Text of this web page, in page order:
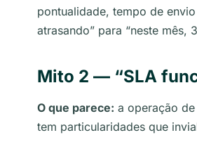
pontualidade, tempo de
atrasando” para “neste mês,
Mito 2 — “SLA
O que parece: a operação
tem particularidades que